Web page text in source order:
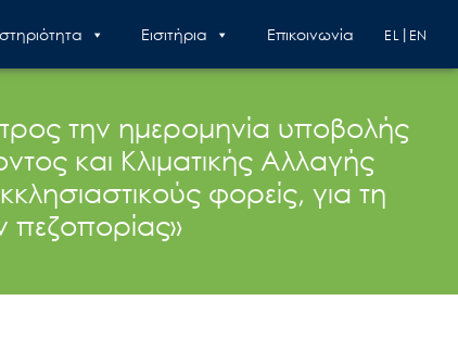
Εισιτήρια Επικοινωνία EN
EL
την ημερομηνία υποβολής
και Κλιματικής Αλλαγής
φορείς, για τη
πεζοπορίας»